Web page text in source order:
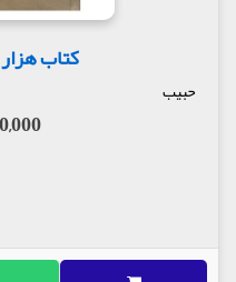
کتاب
حبیب
700,000